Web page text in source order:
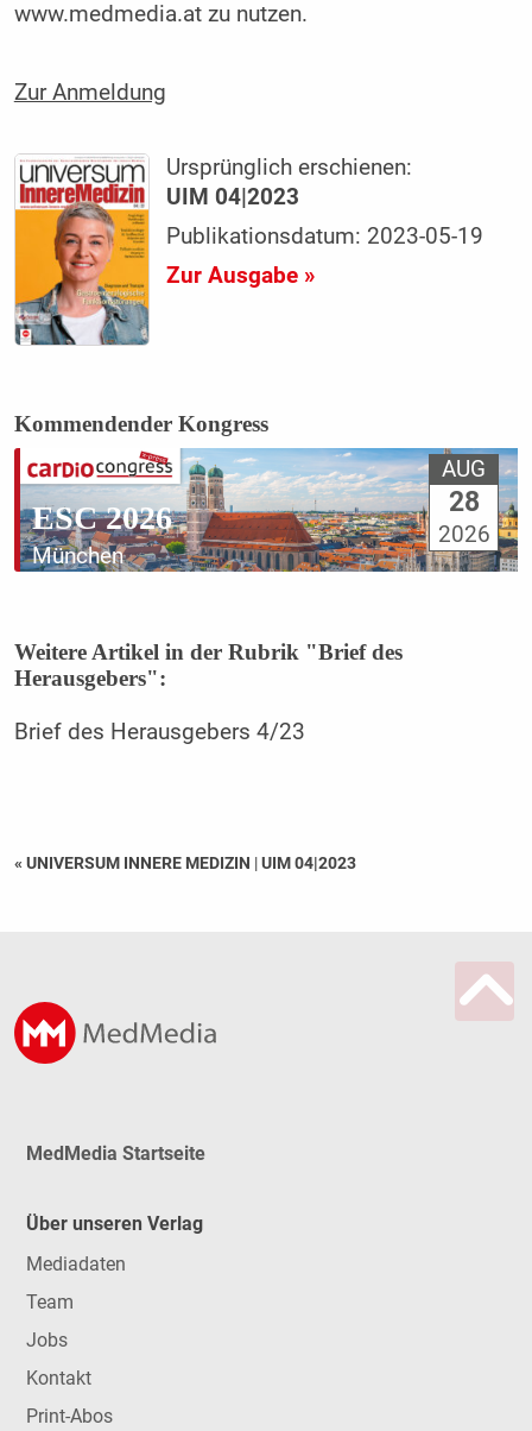
www.medmedia.at zu nutzen.
Zur Anmeldung
Ursprünglich erschienen:
UIM 04|2023
Publikationsdatum: 2023-05-19
Zur Ausgabe »
Kommendender Kongress
ESC 2026
München
AUG
28
2026
Weitere Artikel in der Rubrik "Brief des
Herausgebers":
Brief des Herausgebers 4/23
« UNIVERSUM INNERE MEDIZIN |UIM 04|2023
MedMedia Startseite
Über unseren Verlag
Mediadaten
Team
Jobs
Kontakt
Print-Abos